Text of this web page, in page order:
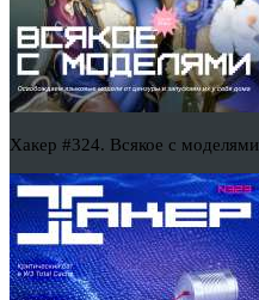
Хакер #324. Всякое с моделями